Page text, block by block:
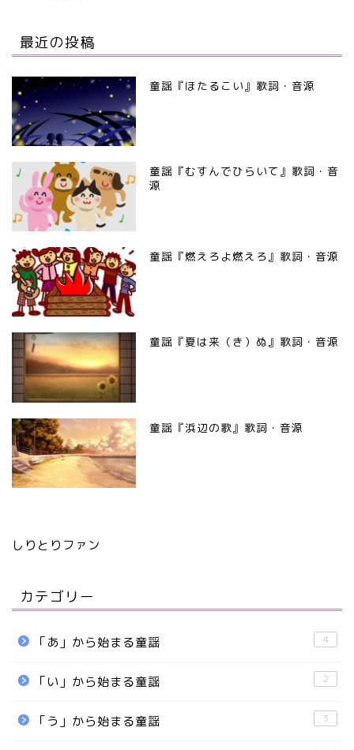
最近の投稿
童謡『ほたるこい』歌詞・音源
童謡『むすんでひらいて』歌詞・音
源
童謡『燃えろよ燃えろ』歌詞・音源
童謡『夏は来（き）ぬ』歌詞・音源
童謡『浜辺の歌』歌詞・音源
しりとりファン
カテゴリー
「あ」から始まる童謡 4
「い」から始まる童謡 2
「う」から始まる童謡 3